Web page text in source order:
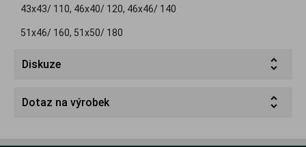
43x43/ 110, 46x40/ 120, 46x46/ 140
51x46/ 160, 51x50/ 180
Diskuze
Dotaz na výrobek